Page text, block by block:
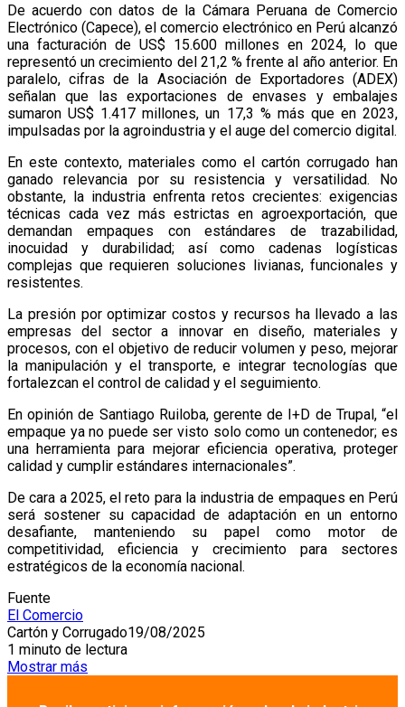
De acuerdo con datos de la Cámara Peruana de Comercio
Electrónico (Capece), el comercio electrónico en Perú alcanzó
una facturación de US$ 15.600 millones en 2024, lo que
representó un crecimiento del 21,2 % frente al año anterior. En
paralelo, cifras de la Asociación de Exportadores (ADEX)
señalan que las exportaciones de envases y embalajes
sumaron US$ 1.417 millones, un 17,3 % más que en 2023,
impulsadas por la agroindustria y el auge del comercio digital.
En este contexto, materiales como el cartón corrugado han
ganado relevancia por su resistencia y versatilidad. No
obstante, la industria enfrenta retos crecientes: exigencias
técnicas cada vez más estrictas en agroexportación, que
demandan empaques con estándares de trazabilidad,
inocuidad y durabilidad; así como cadenas logísticas
complejas que requieren soluciones livianas, funcionales y
resistentes.
La presión por optimizar costos y recursos ha llevado a las
empresas del sector a innovar en diseño, materiales y
procesos, con el objetivo de reducir volumen y peso, mejorar
la manipulación y el transporte, e integrar tecnologías que
fortalezcan el control de calidad y el seguimiento.
En opinión de Santiago Ruiloba, gerente de I+D de Trupal, “el
empaque ya no puede ser visto solo como un contenedor; es
una herramienta para mejorar eficiencia operativa, proteger
calidad y cumplir estándares internacionales”.
De cara a 2025, el reto para la industria de empaques en Perú
será sostener su capacidad de adaptación en un entorno
desafiante, manteniendo su papel como motor de
competitividad, eficiencia y crecimiento para sectores
estratégicos de la economía nacional.
Fuente
El Comercio
Cartón y Corrugado19/08/2025
1 minuto de lectura
Mostrar más